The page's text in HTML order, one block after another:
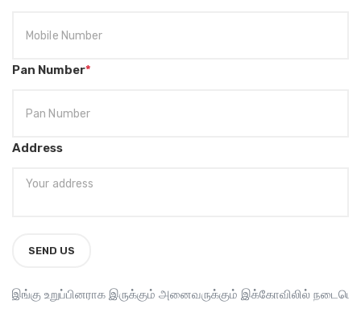
Pan Number*
Address
SEND US
உறுப்பினராக இருக்கும் அனைவருக்கும் இக்கோவிலில் நடைபெறும்